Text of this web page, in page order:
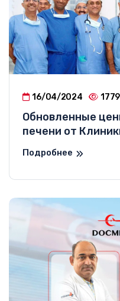
16/04/2024 1779
Обновленные
печени от
Подробнее